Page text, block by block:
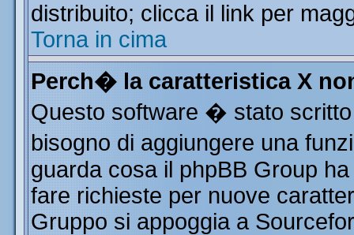
distribuito; clicca il link per
Torna in cima
Perch� la caratteristica X
Questo software � stato
bisogno di aggiungere una
guarda cosa il phpBB Group
fare richieste per nuove
Gruppo si appoggia a